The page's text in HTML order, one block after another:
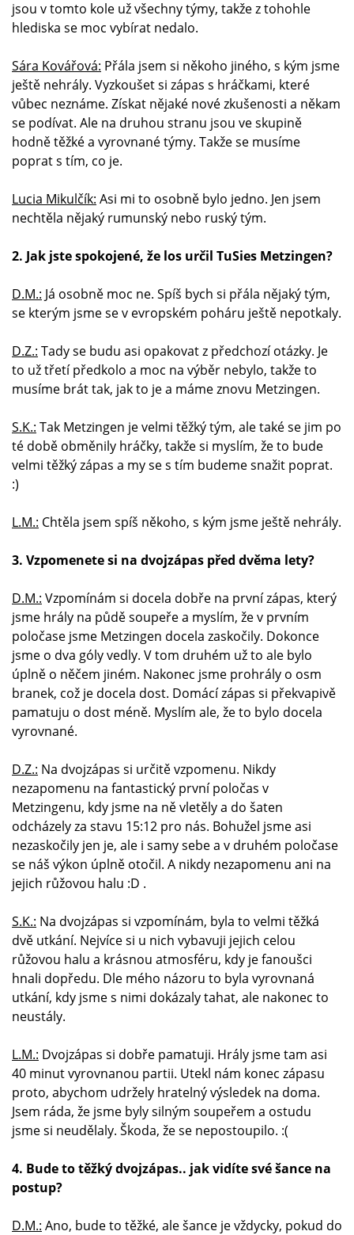
jsou v tomto kole už všechny týmy, takže z tohohle
hlediska se moc vybírat nedalo.
Sára Kovářová: Přála jsem si někoho jiného, s kým jsme
ještě nehrály. Vyzkoušet si zápas s hráčkami, které
vůbec neznáme. Získat nějaké nové zkušenosti a někam
se podívat. Ale na druhou stranu jsou ve skupině
hodně těžké a vyrovnané týmy. Takže se musíme
poprat s tím, co je.
Lucia Mikulčík: Asi mi to osobně bylo jedno. Jen jsem
nechtěla nějaký rumunský nebo ruský tým.
2. Jak jste spokojené, že los určil TuSies Metzingen?
D.M.: Já osobně moc ne. Spíš bych si přála nějaký tým,
se kterým jsme se v evropském poháru ještě nepotkaly.
D.Z.: Tady se budu asi opakovat z předchozí otázky. Je
to už třetí předkolo a moc na výběr nebylo, takže to
musíme brát tak, jak to je a máme znovu Metzingen.
S.K.: Tak Metzingen je velmi těžký tým, ale také se jim po
té době obměnily hráčky, takže si myslím, že to bude
velmi těžký zápas a my se s tím budeme snažit poprat.
:)
L.M.: Chtěla jsem spíš někoho, s kým jsme ještě nehrály.
3. Vzpomenete si na dvojzápas před dvěma lety?
D.M.: Vzpomínám si docela dobře na první zápas, který
jsme hrály na půdě soupeře a myslím, že v prvním
poločase jsme Metzingen docela zaskočily. Dokonce
jsme o dva góly vedly. V tom druhém už to ale bylo
úplně o něčem jiném. Nakonec jsme prohrály o osm
branek, což je docela dost. Domácí zápas si překvapivě
pamatuju o dost méně. Myslím ale, že to bylo docela
vyrovnané.
D.Z.: Na dvojzápas si určitě vzpomenu. Nikdy
nezapomenu na fantastický první poločas v
Metzingenu, kdy jsme na ně vletěly a do šaten
odcházely za stavu 15:12 pro nás. Bohužel jsme asi
nezaskočily jen je, ale i samy sebe a v druhém poločase
se náš výkon úplně otočil. A nikdy nezapomenu ani na
jejich růžovou halu :D .
S.K.: Na dvojzápas si vzpomínám, byla to velmi těžká
dvě utkání. Nejvíce si u nich vybavuji jejich celou
růžovou halu a krásnou atmosféru, kdy je fanoušci
hnali dopředu. Dle mého názoru to byla vyrovnaná
utkání, kdy jsme s nimi dokázaly tahat, ale nakonec to
neustály.
L.M.: Dvojzápas si dobře pamatuji. Hrály jsme tam asi
40 minut vyrovnanou partii. Utekl nám konec zápasu
proto, abychom udržely hratelný výsledek na doma.
Jsem ráda, že jsme byly silným soupeřem a ostudu
jsme si neudělaly. Škoda, že se nepostoupilo. :(
4. Bude to těžký dvojzápas.. jak vidíte své šance na
postup?
D.M.: Ano, bude to těžké, ale šance je vždycky, pokud do